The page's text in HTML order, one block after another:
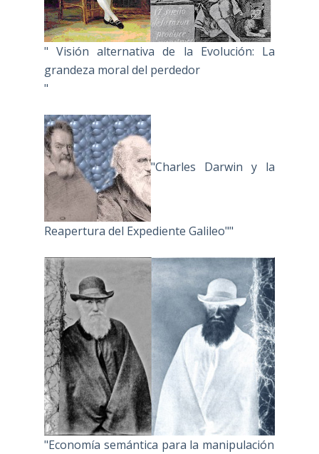
" Visión alternativa de la Evolución: La
grandeza moral del perdedor
"
"Charles Darwin y la
Reapertura del Expediente Galileo""
"Economía semántica para la manipulación